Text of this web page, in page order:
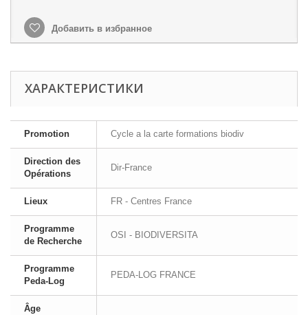
Добавить в избранное
ХАРАКТЕРИСТИКИ
Promotion Cycle a la carte formations biodiv
Direction des
Opérations
Dir-France
Lieux FR - Centres France
Programme
de Recherche
OSI - BIODIVERSITA
Programme
Peda-Log
PEDA-LOG FRANCE
Âge